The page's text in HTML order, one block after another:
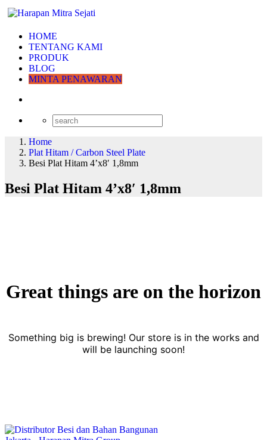
HOME
TENTANG KAMI
PRODUK
BLOG
MINTA PENAWARAN
Home
Plat Hitam / Carbon Steel Plate
Besi Plat Hitam 4’x8′ 1,8mm
Besi Plat Hitam 4’x8′ 1,8mm
Great things are on the horizon
Something big is brewing! Our store is in the works and
will be launching soon!